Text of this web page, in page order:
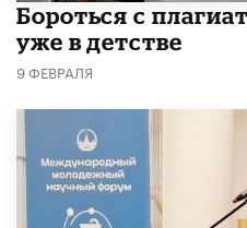
​Бороться с
уже в детстве
9 ФЕВРАЛЯ